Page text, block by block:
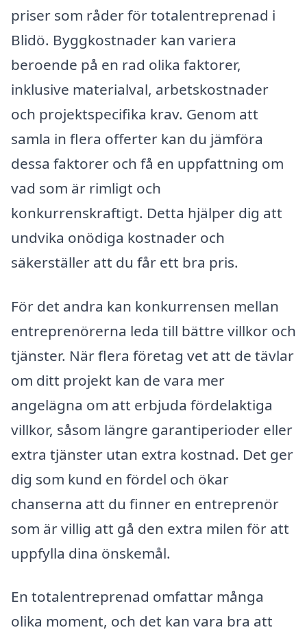
priser som råder för totalentreprenad i
Blidö. Byggkostnader kan variera
beroende på en rad olika faktorer,
inklusive materialval, arbetskostnader
och projektspecifika krav. Genom att
samla in flera offerter kan du jämföra
dessa faktorer och få en uppfattning om
vad som är rimligt och
konkurrenskraftigt. Detta hjälper dig att
undvika onödiga kostnader och
säkerställer att du får ett bra pris.
För det andra kan konkurrensen mellan
entreprenörerna leda till bättre villkor och
tjänster. När flera företag vet att de tävlar
om ditt projekt kan de vara mer
angelägna om att erbjuda fördelaktiga
villkor, såsom längre garantiperioder eller
extra tjänster utan extra kostnad. Det ger
dig som kund en fördel och ökar
chanserna att du finner en entreprenör
som är villig att gå den extra milen för att
uppfylla dina önskemål.
En totalentreprenad omfattar många
olika moment, och det kan vara bra att